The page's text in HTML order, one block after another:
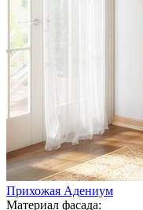
Прихожая Адениум
Материал фасада: